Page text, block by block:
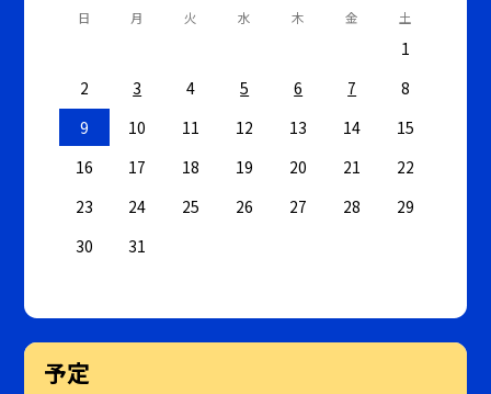
日 月 火 水 木 金 土
1
2
3 4 5 6 7
8
9
10 11 12 13 14
15
16
17 18 19 20 21
22
23
24 25 26 27 28
29
30
31
予定